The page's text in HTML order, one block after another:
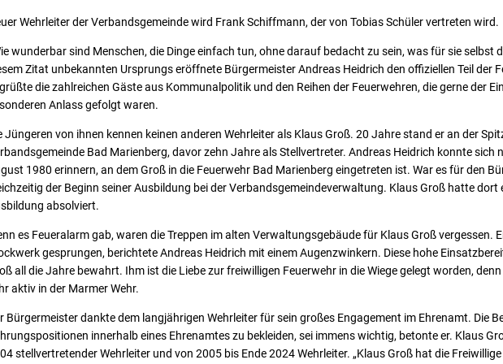
Wehrleiter der Verbandsgemeinde wird Frank Schiffmann, der von Tobias Schüler vertreten wird.
wunderbar sind Menschen, die Dinge einfach tun, ohne darauf bedacht zu sein, was für sie selbst
Zitat unbekannten Ursprungs eröffnete Bürgermeister Andreas Heidrich den offiziellen Teil der
die zahlreichen Gäste aus Kommunalpolitik und den Reihen der Feuerwehren, die gerne der
Anlass gefolgt waren.
Jüngeren von ihnen kennen keinen anderen Wehrleiter als Klaus Groß. 20 Jahre stand er an der
Bad Marienberg, davor zehn Jahre als Stellvertreter. Andreas Heidrich konnte sich
1980 erinnern, an dem Groß in die Feuerwehr Bad Marienberg eingetreten ist. War es für den
der Beginn seiner Ausbildung bei der Verbandsgemeindeverwaltung. Klaus Groß hatte dort
absolviert.
es Feueralarm gab, waren die Treppen im alten Verwaltungsgebäude für Klaus Groß vergessen.
gesprungen, berichtete Andreas Heidrich mit einem Augenzwinkern. Diese hohe
all die Jahre bewahrt. Ihm ist die Liebe zur freiwilligen Feuerwehr in die Wiege gelegt worden,
aktiv in der Marmer Wehr.
Bürgermeister dankte dem langjährigen Wehrleiter für sein großes Engagement im Ehrenamt. Die
innerhalb eines Ehrenamtes zu bekleiden, sei immens wichtig, betonte er. Klaus
stellvertretender Wehrleiter und von 2005 bis Ende 2024 Wehrleiter. „Klaus Groß hat die